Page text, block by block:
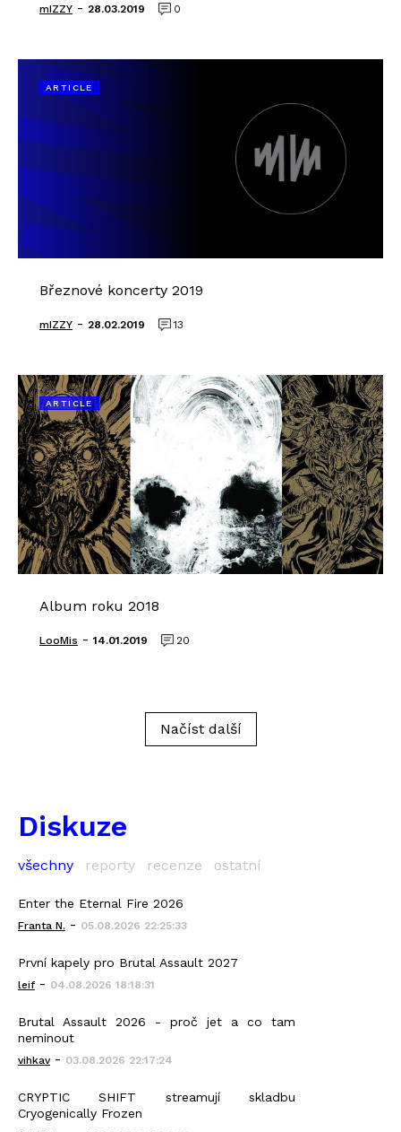
mIZZY - 28.03.2019 0
ARTICLE
Březnové koncerty 2019
mIZZY - 28.02.2019 13
ARTICLE
Album roku 2018
LooMis - 14.01.2019 20
Načíst další
Diskuze
všechny reporty recenze ostatní
Enter the Eternal Fire 2026
Franta N. - 05.08.2026 22:25:33
První kapely pro Brutal Assault 2027
leif - 04.08.2026 18:18:31
Brutal Assault 2026 - proč jet a co tam
neminout
vihkav- 03.08.2026 22:17:24
CRYPTIC SHIFT streamují skladbu
Cryogenically Frozen